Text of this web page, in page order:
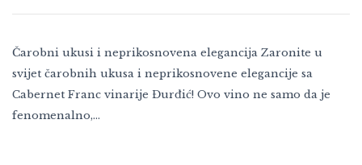
Čarobni ukusi i neprikosnovena elegancija Zaronite u
svijet čarobnih ukusa i neprikosnovene elegancije sa
Cabernet Franc vinarije Đurđić! Ovo vino ne samo da je
fenomenalno,…